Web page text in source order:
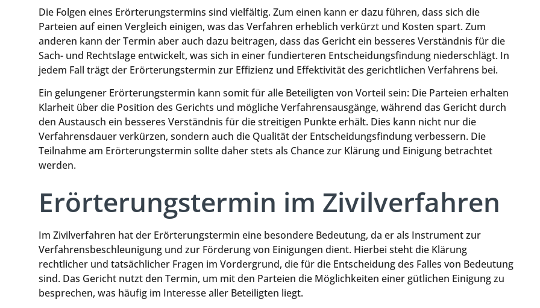
Die Folgen eines Erörterungstermins sind vielfältig. Zum einen kann er dazu führen, dass sich die
Parteien auf einen Vergleich einigen, was das Verfahren erheblich verkürzt und Kosten spart. Zum
anderen kann der Termin aber auch dazu beitragen, dass das Gericht ein besseres Verständnis für die
Sach- und Rechtslage entwickelt, was sich in einer fundierteren Entscheidungsfindung niederschlägt. In
jedem Fall trägt der Erörterungstermin zur Effizienz und Effektivität des gerichtlichen Verfahrens bei.
Ein gelungener Erörterungstermin kann somit für alle Beteiligten von Vorteil sein: Die Parteien erhalten
Klarheit über die Position des Gerichts und mögliche Verfahrensausgänge, während das Gericht durch
den Austausch ein besseres Verständnis für die streitigen Punkte erhält. Dies kann nicht nur die
Verfahrensdauer verkürzen, sondern auch die Qualität der Entscheidungsfindung verbessern. Die
Teilnahme am Erörterungstermin sollte daher stets als Chance zur Klärung und Einigung betrachtet
werden.
Erörterungstermin im Zivilverfahren
Im Zivilverfahren hat der Erörterungstermin eine besondere Bedeutung, da er als Instrument zur
Verfahrensbeschleunigung und zur Förderung von Einigungen dient. Hierbei steht die Klärung
rechtlicher und tatsächlicher Fragen im Vordergrund, die für die Entscheidung des Falles von Bedeutung
sind. Das Gericht nutzt den Termin, um mit den Parteien die Möglichkeiten einer gütlichen Einigung zu
besprechen, was häufig im Interesse aller Beteiligten liegt.